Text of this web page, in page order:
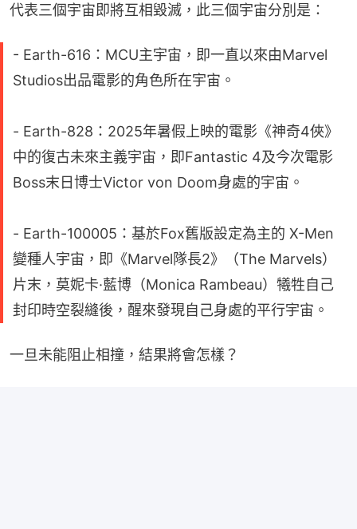
代表三個宇宙即將互相毀滅，此三個宇宙分別是：
- Earth-616：MCU主宇宙，即一直以來由Marvel
Studios出品電影的角色所在宇宙。
- Earth-828：2025年暑假上映的電影《神奇4俠》
中的復古未來主義宇宙，即Fantastic 4及今次電影
Boss末日博士Victor von Doom身處的宇宙。
- Earth-100005：基於Fox舊版設定為主的 X-Men
變種人宇宙，即《Marvel隊長2》（The Marvels）
片末，莫妮卡·藍博（Monica Rambeau）犧牲自己
封印時空裂縫後，醒來發現自己身處的平行宇宙。
一旦未能阻止相撞，結果將會怎樣？